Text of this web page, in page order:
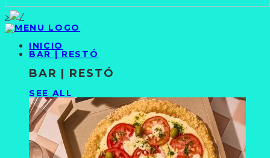
>
INICIO
BAR | RESTÓ
BAR | RESTÓ
SEE ALL